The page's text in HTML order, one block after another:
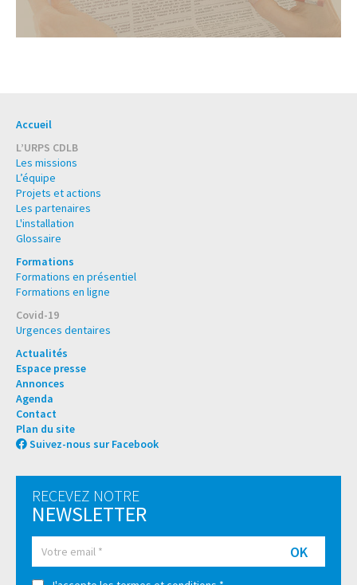
Accueil
L’URPS CDLB
Les missions
L’équipe
Projets et actions
Les partenaires
L'installation
Glossaire
Formations
Formations en présentiel
Formations en ligne
Covid-19
Urgences dentaires
Actualités
Espace presse
Annonces
Agenda
Contact
Plan du site
Suivez-nous sur Facebook
RECEVEZ NOTRE
NEWSLETTER
OK